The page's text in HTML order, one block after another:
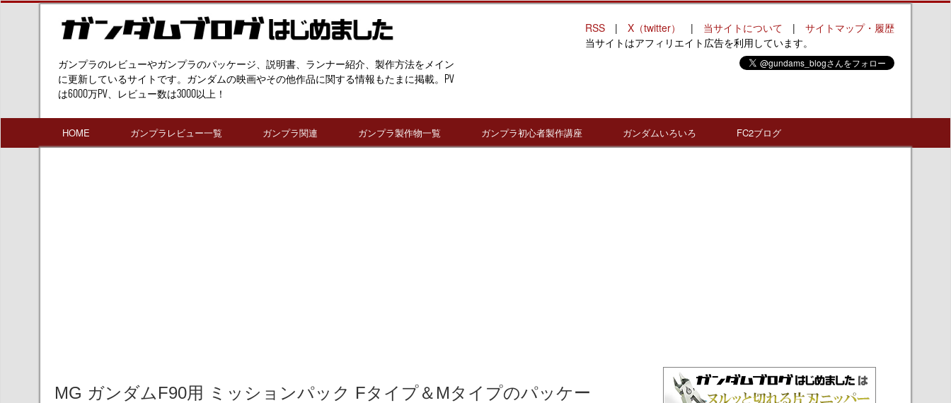
ガンプラのレビューやガンプラのパッケージ、説明書、ランナー紹介、製作方法をメイン
に更新しているサイトです。ガンダムの映画やその他作品に関する情報もたまに掲載。PV
は6000万PV、レビュー数は3000以上！
RSS | X（twitter） | 当サイトについて | サイトマップ・履歴
当サイトはアフィリエイト広告を利用しています。
HOME ガンプラレビュー一覧 ガンプラ関連 ガンプラ製作物一覧 ガンプラ初心者製作講座 ガンダムいろいろ FC2ブログ
MG ガンダムF90用 ミッションパック Fタイプ＆Mタイプのパッケー